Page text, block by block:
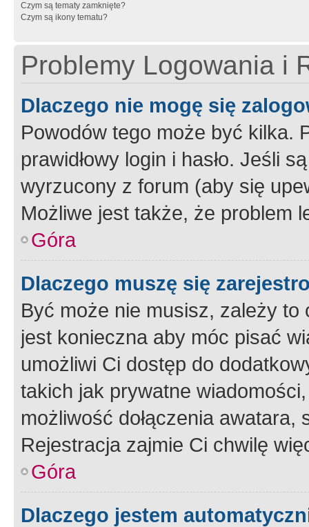
Czym są tematy zamknięte?
Czym są ikony tematu?
Problemy Logowania i
Dlaczego nie mogę się
Powodów tego może być kilka.
prawidłowy login i hasło. Jeśli
wyrzucony z forum (aby się
Możliwe jest także, że problem
Góra
Dlaczego muszę się
Być może nie musisz, zależy
jest konieczna aby móc pisać
umożliwi Ci dostęp do
takich jak prywatne
możliwość dołączenia
Rejestracja zajmie Ci chwilę
Góra
Dlaczego jestem